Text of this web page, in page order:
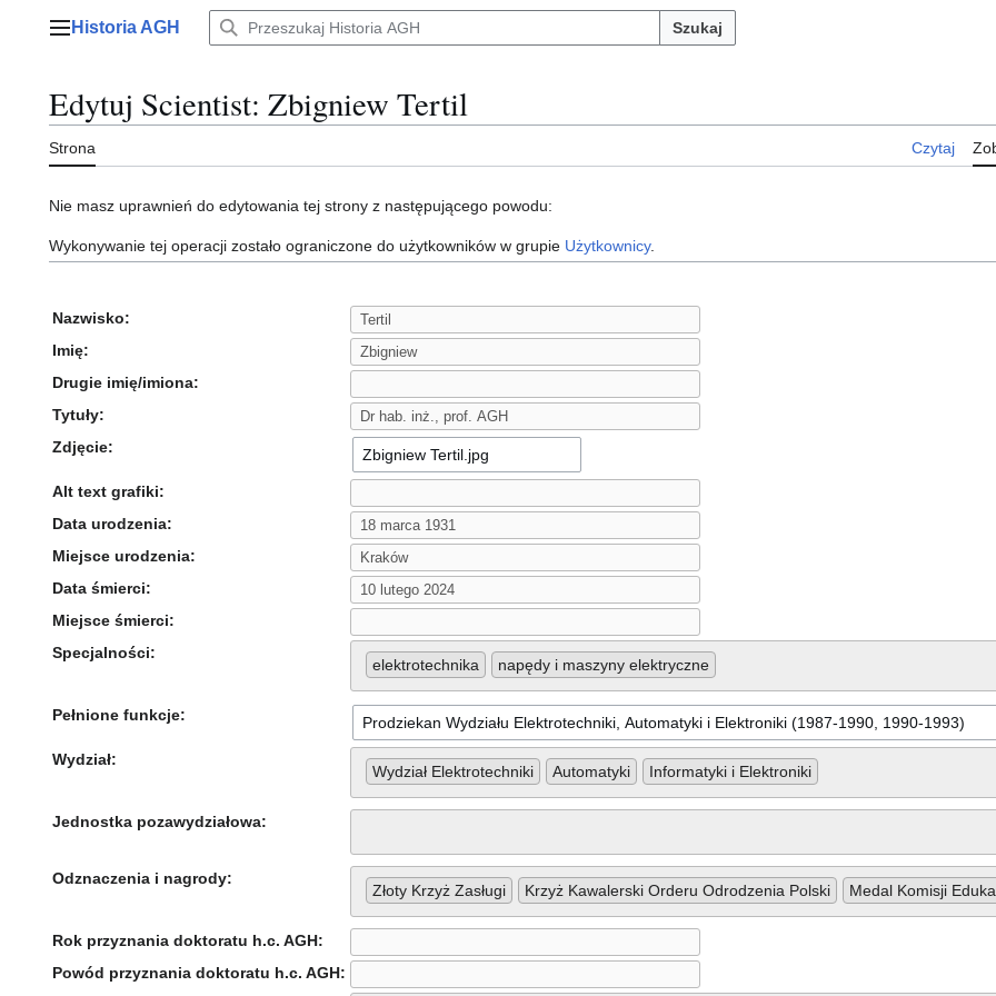
Menu główne
Historia AGH Szukaj
Edytuj Scientist: Zbigniew Tertil
Strona Czytaj
Nie masz uprawnień do edytowania tej strony z następującego powodu:
Wykonywanie tej operacji zostało ograniczone do użytkowników w grupie Użytkownicy.
Nazwisko:
Imię:
Drugie imię/imiona:
Tytuły:
Zdjęcie:
Alt text grafiki:
Data urodzenia:
Miejsce urodzenia:
Data śmierci:
Miejsce śmierci:
Specjalności:
elektrotechnika napędy i maszyny elektryczne
Pełnione funkcje:
Wydział:
Wydział Elektrotechniki Automatyki Informatyki i Elektroniki
Jednostka pozawydziałowa:
Odznaczenia i nagrody:
Złoty Krzyż Zasługi Krzyż Kawalerski Orderu Odrodzenia Polski Medal Komisji
Rok przyznania doktoratu h.c. AGH:
Powód przyznania doktoratu h.c. AGH: